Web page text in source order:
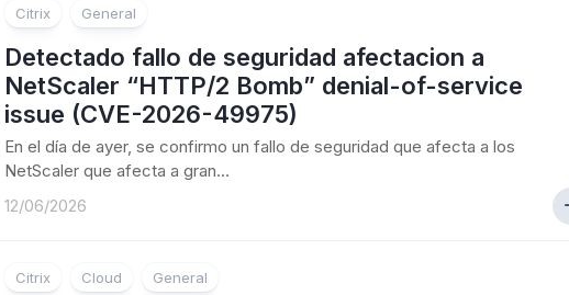
Citrix General
Detectado fallo de seguridad afectacion a
NetScaler “HTTP/2 Bomb” denial-of-service
issue (CVE-2026-49975)
En el día de ayer, se confirmo un fallo de seguridad que afecta a los
NetScaler que afecta a gran...
12/06/2026
Citrix Cloud General